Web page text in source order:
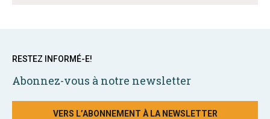
RESTEZ INFORMÉ-E!
Abonnez-vous à notre newsletter
VERS L’ABONNEMENT À LA NEWSLETTER